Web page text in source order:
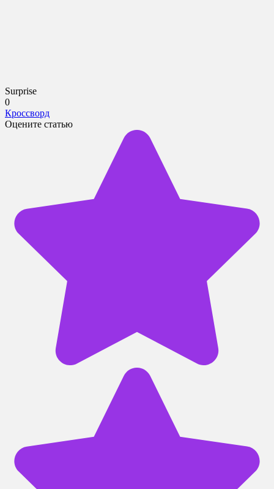
Surprise
0
Кроссворд
Оцените статью